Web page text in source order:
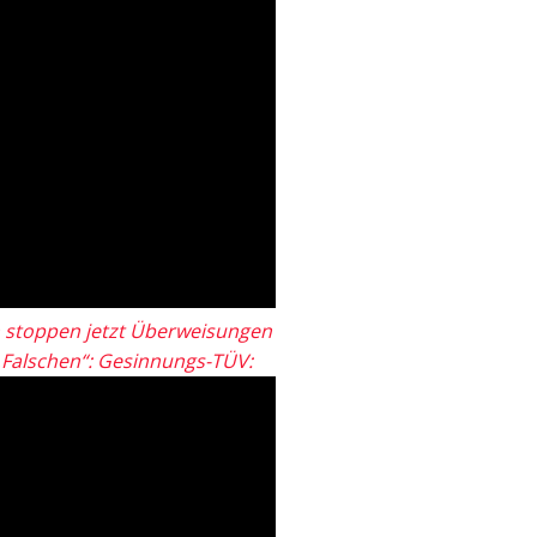
stoppen jetzt Überweisungen
Gesinnungs-TÜV: